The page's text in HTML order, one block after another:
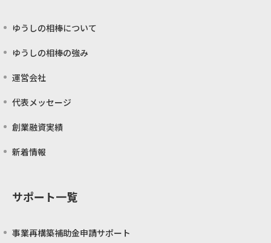
ゆうしの相棒について
ゆうしの相棒の強み
運営会社
代表メッセージ
創業融資実績
新着情報
サポート一覧
事業再構築補助金申請サポート